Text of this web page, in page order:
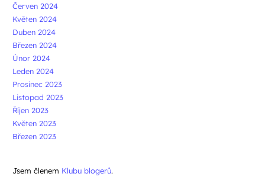
Červen 2024
Květen 2024
Duben 2024
Březen 2024
Únor 2024
Leden 2024
Prosinec 2023
Listopad 2023
Říjen 2023
Květen 2023
Březen 2023
Jsem členem Klubu blogerů.